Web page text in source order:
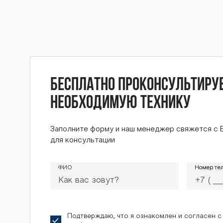
BTZ-
BTZ-
Бесплатно
необходимую технику
Заполните форму и наш менеджер свяжется с
для консультации
ФИО Номер
Номер
Подтверждаю, что я ознакомлен и согласен с